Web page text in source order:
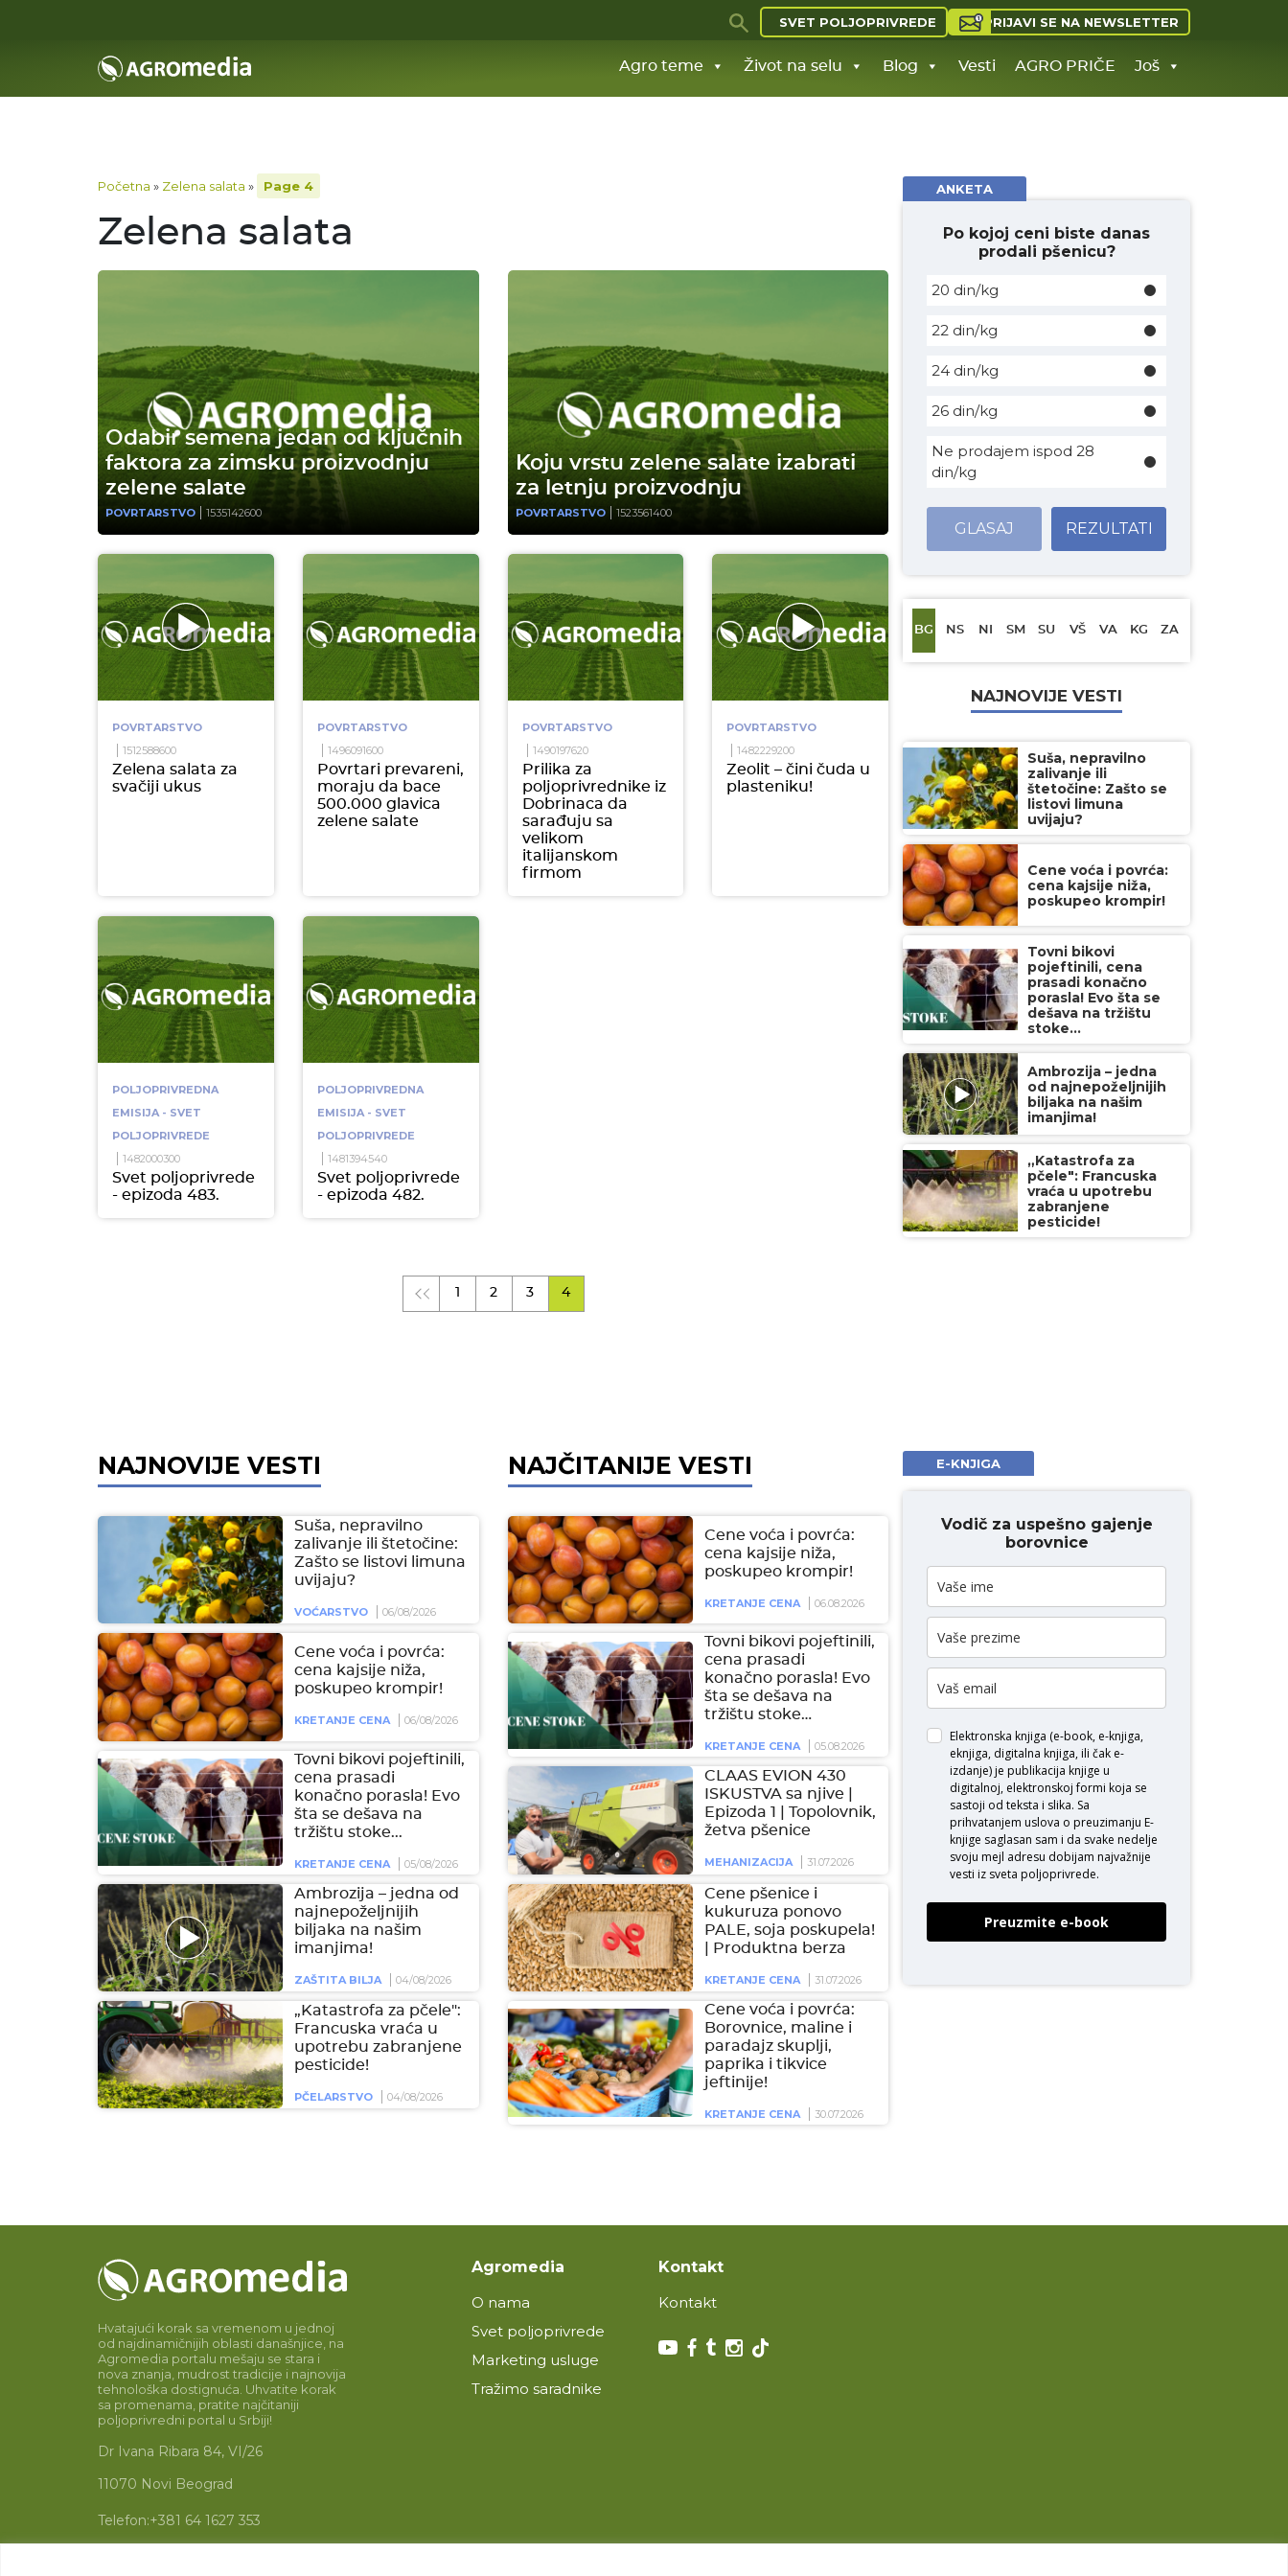
SVET POLJOPRIVREDE PRIJAVI SE NA NEWSLETTER
Agro teme Život na selu Blog Vesti AGRO PRIČE Još
Početna » Zelena salata » Page 4
Zelena salata
Odabir semena jedan od ključnih
faktora za zimsku proizvodnju
zelene salate
POVRTARSTVO 1535142600
Koju vrstu zelene salate izabrati
za letnju proizvodnju
POVRTARSTVO 1523561400
POVRTARSTVO
1512588600
Zelena salata za
svačiji ukus
POVRTARSTVO
1496091600
Povrtari prevareni,
moraju da bace
500.000 glavica
zelene salate
POVRTARSTVO
1490197620
Prilika za
poljoprivrednike iz
Dobrinaca da
sarađuju sa
velikom
italijanskom
firmom
POVRTARSTVO
1482229200
Zeolit – čini čuda u
plasteniku!
POLJOPRIVREDNA
EMISIJA - SVET
POLJOPRIVREDE
1482000300
Svet poljoprivrede
- epizoda 483.
POLJOPRIVREDNA
EMISIJA - SVET
POLJOPRIVREDE
1481394540
Svet poljoprivrede
- epizoda 482.
2 3 4
ANKETA
Po kojoj ceni biste danas
prodali pšenicu?
20 din/kg
22 din/kg
24 din/kg
26 din/kg
Ne prodajem ispod 28
din/kg
GLASAJ REZULTATI
BG NS NI SM SU VŠ VA KG ZA
NAJNOVIJE VESTI
Suša, nepravilno
zalivanje ili
štetočine: Zašto se
listovi limuna
uvijaju?
Cene voća i povrća:
cena kajsije niža,
poskupeo krompir!
Tovni bikovi
pojeftinili, cena
prasadi konačno
porasla! Evo šta se
dešava na tržištu
stoke...
Ambrozija – jedna
od najnepoželjnijih
biljaka na našim
imanjima!
„Katastrofa za
pčele": Francuska
vraća u upotrebu
zabranjene
pesticide!
NAJNOVIJE VESTI
Suša, nepravilno
zalivanje ili štetočine:
Zašto se listovi limuna
uvijaju?
VOĆARSTVO 06/08/2026
Cene voća i povrća:
cena kajsije niža,
poskupeo krompir!
KRETANJE CENA 06/08/2026
Tovni bikovi pojeftinili,
cena prasadi
konačno porasla! Evo
šta se dešava na
tržištu stoke...
KRETANJE CENA 05/08/2026
Ambrozija – jedna od
najnepoželjnijih
biljaka na našim
imanjima!
ZAŠTITA BILJA 04/08/2026
„Katastrofa za pčele":
Francuska vraća u
upotrebu zabranjene
pesticide!
PČELARSTVO 04/08/2026
NAJČITANIJE VESTI
Cene voća i povrća:
cena kajsije niža,
poskupeo krompir!
KRETANJE CENA 06.08.2026
Tovni bikovi pojeftinili,
cena prasadi
konačno porasla! Evo
šta se dešava na
tržištu stoke…
KRETANJE CENA 05.08.2026
CLAAS EVION 430
ISKUSTVA sa njive |
Epizoda 1 | Topolovnik,
žetva pšenice
MEHANIZACIJA 31.07.2026
Cene pšenice i
kukuruza ponovo
PALE, soja poskupela!
| Produktna berza
KRETANJE CENA 31.07.2026
Cene voća i povrća:
Borovnice, maline i
paradajz skuplji,
paprika i tikvice
jeftinije!
KRETANJE CENA 30.07.2026
E-KNJIGA
Vodič za uspešno gajenje
borovnice
Elektronska knjiga (e-book, e-knjiga,
eknjiga, digitalna knjiga, ili čak e-
izdanje) je publikacija knjige u
digitalnoj, elektronskoj formi koja se
sastoji od teksta i slika. Sa
prihvatanjem uslova o preuzimanju E-
knjige saglasan sam i da svake nedelje
svoju mejl adresu dobijam najvažnije
vesti iz sveta poljoprivrede.
Preuzmite e-book
Hvatajući korak sa vremenom u jednoj
od najdinamičnijih oblasti današnjice, na
Agromedia portalu mešaju se stara i
nova znanja, mudrost tradicije i najnovija
tehnološka dostignuća. Uhvatite korak
sa promenama, pratite najčitaniji
poljoprivredni portal u Srbiji!
Dr Ivana Ribara 84, VI/26
11070 Novi Beograd
Telefon:+381 64 1627 353
Agromedia
O nama
Svet poljoprivrede
Marketing usluge
Tražimo saradnike
Kontakt
Kontakt